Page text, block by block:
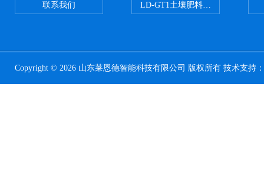
联系我们 LD-GT1土壤肥料养分检测仪
Copyright © 2026 山东莱恩德智能科技有限公司 版权所有 技术支持：